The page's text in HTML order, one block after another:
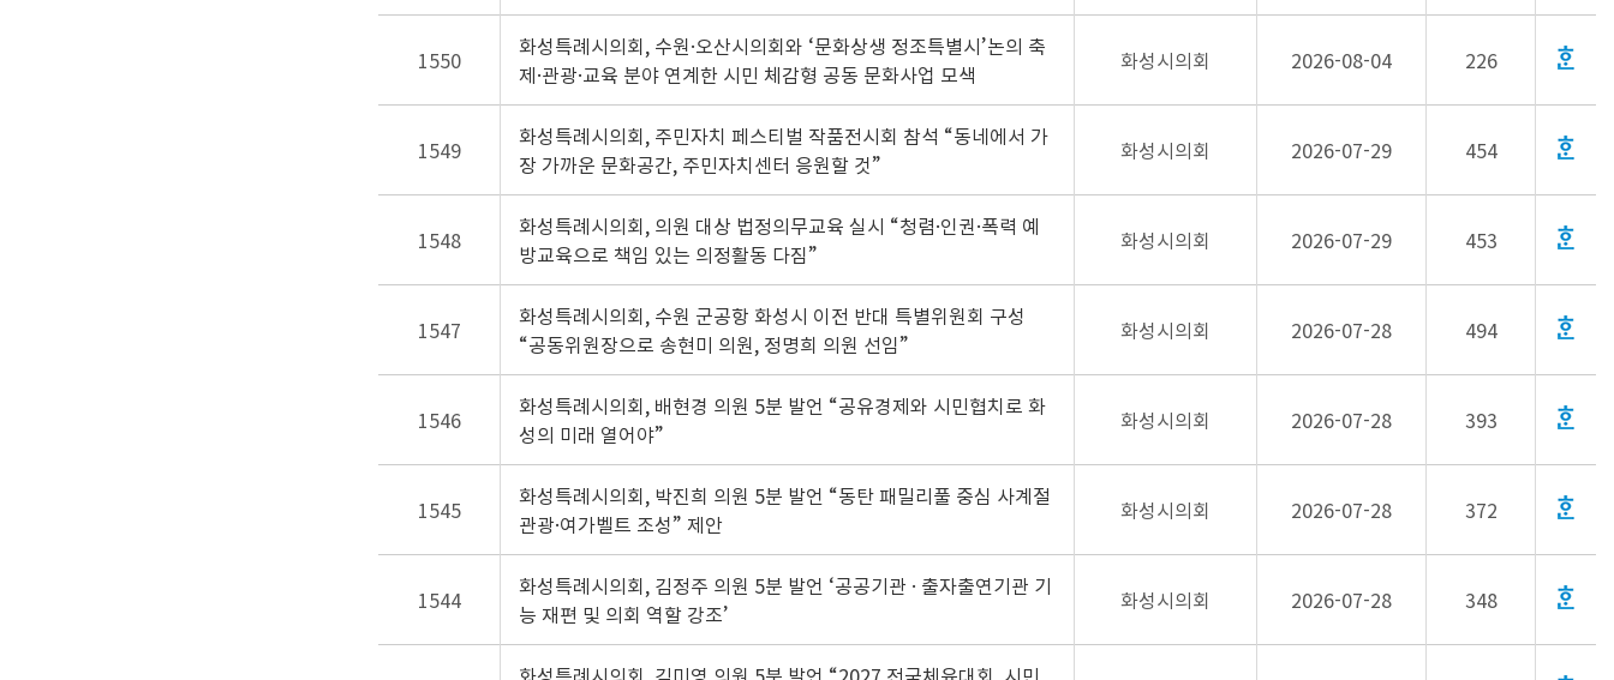
1550
화성특례시의회, 수원·오산시의회와 ‘문화상생 정조특별시’논의 축
제·관광·교육 분야 연계한 시민 체감형 공동 문화사업 모색
화성시의회 2026-08-04 226
1549
화성특례시의회, 주민자치 페스티벌 작품전시회 참석 “동네에서 가
장 가까운 문화공간, 주민자치센터 응원할 것”
화성시의회 2026-07-29 454
1548
화성특례시의회, 의원 대상 법정의무교육 실시 “청렴·인권·폭력 예
방교육으로 책임 있는 의정활동 다짐”
화성시의회 2026-07-29 453
1547
화성특례시의회, 수원 군공항 화성시 이전 반대 특별위원회 구성
“공동위원장으로 송현미 의원, 정명희 의원 선임”
화성시의회 2026-07-28 494
1546
화성특례시의회, 배현경 의원 5분 발언 “공유경제와 시민협치로 화
성의 미래 열어야”
화성시의회 2026-07-28 393
1545
화성특례시의회, 박진희 의원 5분 발언 “동탄 패밀리풀 중심 사계절
관광·여가벨트 조성” 제안
화성시의회 2026-07-28 372
1544
화성특례시의회, 김정주 의원 5분 발언 ‘공공기관 · 출자출연기관 기
능 재편 및 의회 역할 강조’
화성시의회 2026-07-28 348